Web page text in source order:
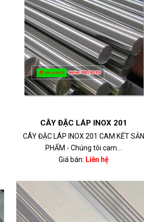
CÂY ĐẶC LÁP INOX 201
CÂY ĐẶC LÁP INOX 201 CAM KẾT SẢN
PHẨM - Chúng tôi cam...
Giá bán: Liên hệ